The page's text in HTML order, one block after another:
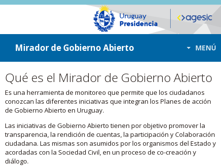
ir a contenido
ir al menú
Mirador de Gobierno Abierto MENÚ
Qué es el Mirador de Gobierno Abierto
Es una herramienta de monitoreo que permite que los ciudadanos
conozcan las diferentes iniciativas que integran los Planes de acción
de Gobierno Abierto en Uruguay.
Las iniciativas de Gobierno Abierto tienen por objetivo promover la
transparencia, la rendición de cuentas, la participación y Colaboración
ciudadana. Las mismas son asumidos por los organismos del Estado y
acordadas con la Sociedad Civil, en un proceso de co-creación y
diálogo.